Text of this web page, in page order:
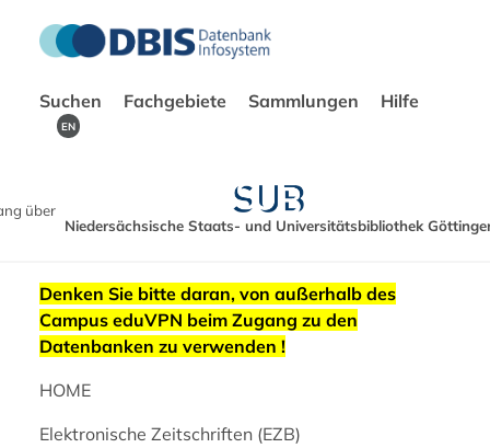
Suchen Fachgebiete Sammlungen Hilfe
EN
über
Niedersächsische Staats- und Universitätsbibliothek
Denken Sie bitte daran, von außerhalb des
Campus eduVPN beim Zugang zu den
Datenbanken zu verwenden !
HOME
Elektronische Zeitschriften (EZB)